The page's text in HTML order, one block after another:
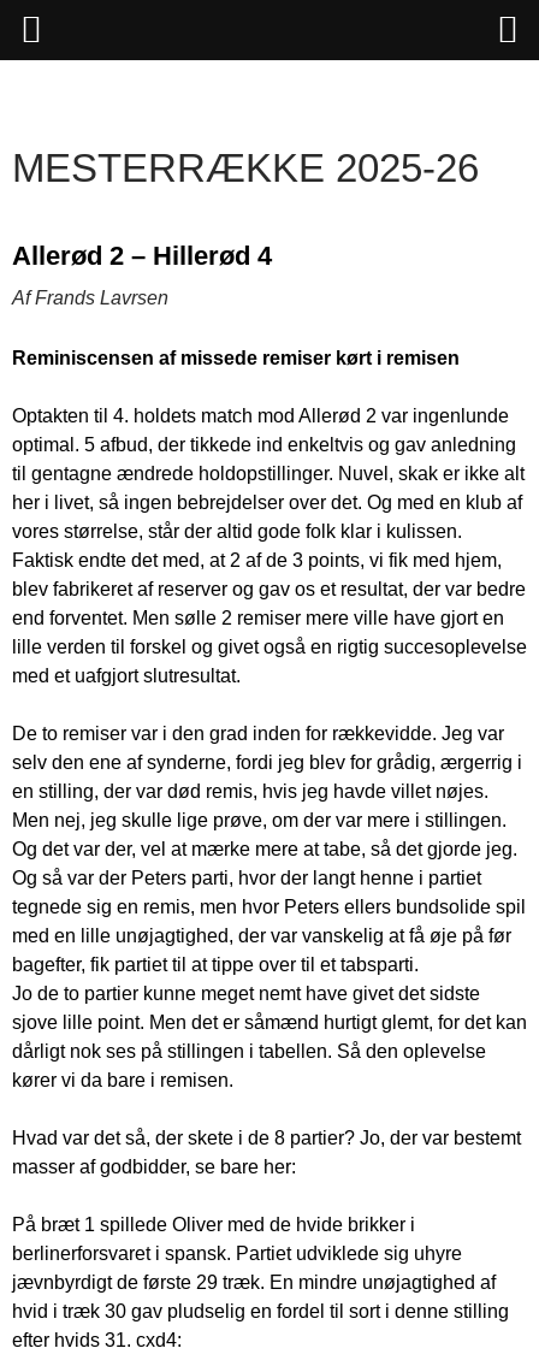
MESTERRÆKKE 2025-26
Allerød 2 – Hillerød 4
Af Frands Lavrsen
Reminiscensen af missede remiser kørt i remisen
Optakten til 4. holdets match mod Allerød 2 var ingenlunde
optimal. 5 afbud, der tikkede ind enkeltvis og gav anledning
til gentagne ændrede holdopstillinger. Nuvel, skak er ikke alt
her i livet, så ingen bebrejdelser over det. Og med en klub af
vores størrelse, står der altid gode folk klar i kulissen.
Faktisk endte det med, at 2 af de 3 points, vi fik med hjem,
blev fabrikeret af reserver og gav os et resultat, der var bedre
end forventet. Men sølle 2 remiser mere ville have gjort en
lille verden til forskel og givet også en rigtig succesoplevelse
med et uafgjort slutresultat.
De to remiser var i den grad inden for rækkevidde. Jeg var
selv den ene af synderne, fordi jeg blev for grådig, ærgerrig i
en stilling, der var død remis, hvis jeg havde villet nøjes.
Men nej, jeg skulle lige prøve, om der var mere i stillingen.
Og det var der, vel at mærke mere at tabe, så det gjorde jeg.
Og så var der Peters parti, hvor der langt henne i partiet
tegnede sig en remis, men hvor Peters ellers bundsolide spil
med en lille unøjagtighed, der var vanskelig at få øje på før
bagefter, fik partiet til at tippe over til et tabsparti.
Jo de to partier kunne meget nemt have givet det sidste
sjove lille point. Men det er såmænd hurtigt glemt, for det kan
dårligt nok ses på stillingen i tabellen. Så den oplevelse
kører vi da bare i remisen.
Hvad var det så, der skete i de 8 partier? Jo, der var bestemt
masser af godbidder, se bare her:
På bræt 1 spillede Oliver med de hvide brikker i
berlinerforsvaret i spansk. Partiet udviklede sig uhyre
jævnbyrdigt de første 29 træk. En mindre unøjagtighed af
hvid i træk 30 gav pludselig en fordel til sort i denne stilling
efter hvids 31. cxd4: